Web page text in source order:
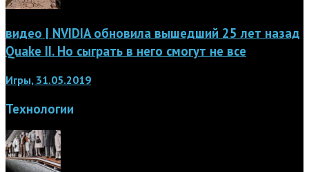
видео | NVIDIA обновила вышедший 25 лет назад
Quake II. Но сыграть в него смогут не все
Игры, 31.05.2019
Технологии